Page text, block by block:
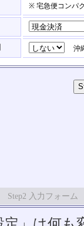
※ 宅急便コンパ
沖
Step2 入力フォーム